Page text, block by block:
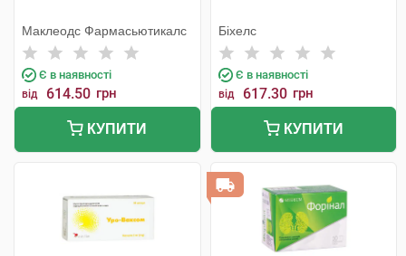
Маклеодс Фармасьютикалс
Є в наявності
від 614.50 грн
КУПИТИ
Біхелс
Є в наявності
від 617.30 грн
КУПИТИ